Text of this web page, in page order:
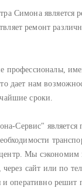
Симона является
ремонт
профессионалы,
дает нам
сроки.
Сервис" является
Мы
через сайт или по
и оперативно решит